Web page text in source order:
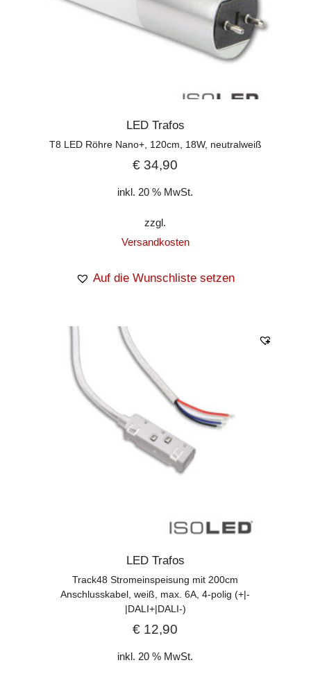
LED Trafos
T8 LED Röhre Nano+, 120cm, 18W, neutralweiß
€ 34,90
inkl. 20 % MwSt.
zzgl.
Versandkosten
Auf die Wunschliste setzen
LED Trafos
Track48 Stromeinspeisung mit 200cm
Anschlusskabel, weiß, max. 6A, 4-polig (+|-
|DALI+|DALI-)
€ 12,90
inkl. 20 % MwSt.